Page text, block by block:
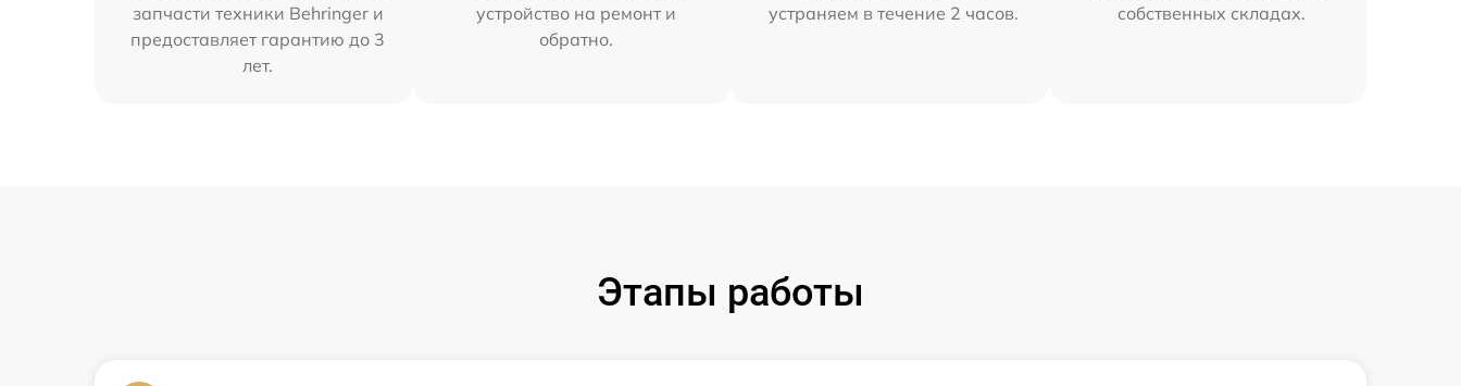
запчасти техники Behringer и
предоставляет гарантию до 3
лет.
устройство на ремонт и
обратно.
устраняем в течение 2 часов.
собственных складах.
Этапы работы